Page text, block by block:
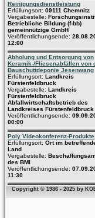
Reinigungsdienstleistung
Erfüllungsort: 09111 Chemnitz
Vergabestelle:
Betriebliche Bildung (f-bb)
gemeinnützige GmbH
Veröffentlichungsende:
12:00
Abholung und Entsorgung von
Keramik-/Fliesenabfällen von
Bauschuttdeponie Jesenwang
Erfüllungsort: Landkreis
Fürstenfeldbruck
Vergabestelle: Landkreis
Fürstenfeldbruck
Abfallwirtschaftsbetrieb des
Landkreises Fürstenfeldbruck
Veröffentlichungsende:
00:00
Poly Videokonferenz-Produkte
Erfüllungsort: Ort im
Land
Vergabestelle:
des BMI
Veröffentlichungsende:
11:30
Copyright © 1986 - 2025 by